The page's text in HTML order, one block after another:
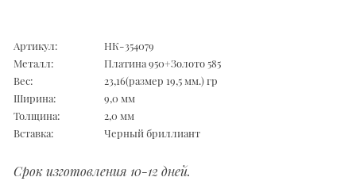
Артикул:
НК-354079
Металл:
Платина 950+Золото 585
Вес:
23,16(размер 19,5 мм.) гр
Ширина:
9,0 мм
Толщина:
2,0 мм
Вставка:
Черный бриллиант
Срок изготовления 10-12 дней.